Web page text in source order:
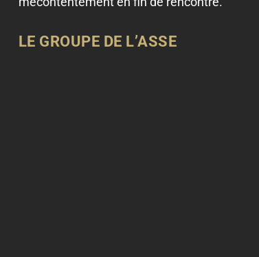
LE GROUPE DE L’ASSE